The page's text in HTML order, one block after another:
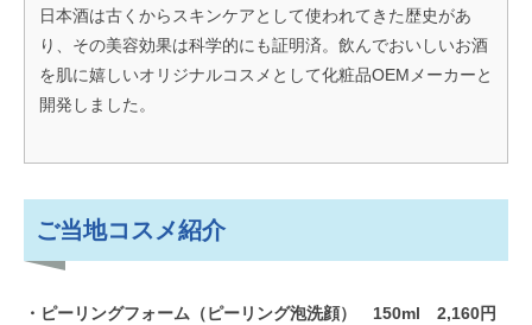
日本酒は古くからスキンケアとして使われてきた歴史があ
り、その美容効果は科学的にも証明済。飲んでおいしいお酒
を肌に嬉しいオリジナルコスメとして化粧品OEMメーカーと
開発しました。
ご当地コスメ紹介
・ピーリングフォーム（ピーリング泡洗顔） 150ml 2,160円